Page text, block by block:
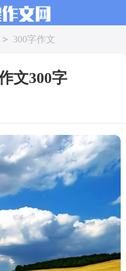
> 300字作文
文300字